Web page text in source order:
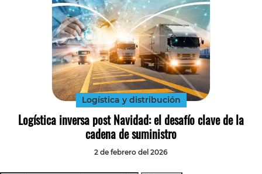
Logística y distribución
Logística inversa post Navidad: el desafío clave de la
cadena de suministro
2 de febrero del 2026